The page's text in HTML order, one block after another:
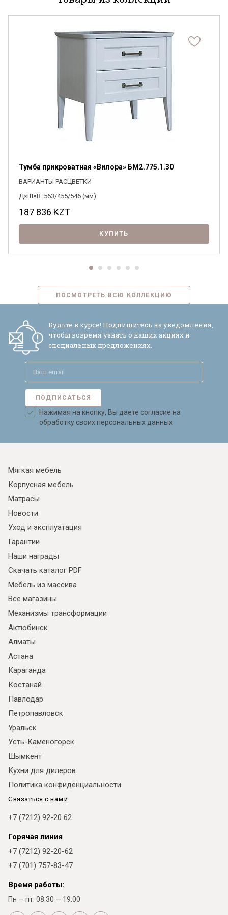
Я ознакомлен с Политикой
в отношении
обработки персональных данных и
согласен на их обработку.
Тумба прикроватная «Вилора» БМ2.775.1.30
ВАРИАНТЫ РАСЦВЕТКИ
Д×Ш×В: 563/455/546 (мм)
187 836 KZT
КУПИТЬ
ПОСМОТРЕТЬ ВСЮ КОЛЛЕКЦИЮ
Будьте в курсе! Подпишитесь на уведомления,
чтобы вовремя узнать о наших акциях и
специальных предложениях.
ПОДПИСАТЬСЯ
Нажимая на кнопку, Вы даете согласие на
обработку своих персональных данных
Мягкая мебель
Корпусная мебель
Матрасы
Новости
Уход и эксплуатация
Гарантии
Наши награды
Скачать каталог PDF
Мебель из массива
Все магазины
Механизмы трансформации
Актюбинск
Алматы
Астана
Караганда
Костанай
Павлодар
Петропавловск
Уральск
Усть-Каменогорск
Шымкент
Кухни для дилеров
Политика конфиденциальности
Связаться с нами
+7 (7212) 92-20 62
Горячая линия
+7 (7212) 92-20-62
+7 (701) 757-83-47
Время работы:
Пн — пт: 08.30 — 19.00